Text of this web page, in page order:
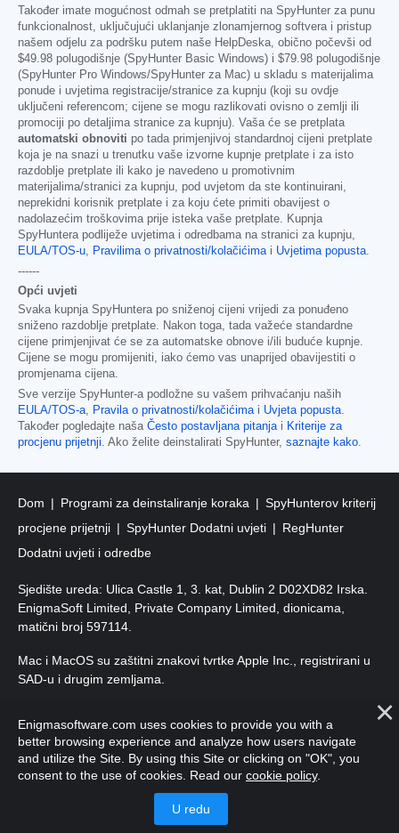
Također imate mogućnost odmah se pretplatiti na SpyHunter za punu
funkcionalnost, uključujući uklanjanje zlonamjernog softvera i pristup
našem odjelu za podršku putem naše HelpDeska, obično počevši od
$49.98 polugodišnje (SpyHunter Basic Windows) i $79.98 polugodišnje
(SpyHunter Pro Windows/SpyHunter za Mac) u skladu s materijalima
ponude i uvjetima registracije/stranice za kupnju (koji su ovdje
uključeni referencom; cijene se mogu razlikovati ovisno o zemlji ili
promociji po detaljima stranice za kupnju). Vaša će se pretplata
automatski obnoviti po tada primjenjivoj standardnoj cijeni pretplate
koja je na snazi u trenutku vaše izvorne kupnje pretplate i za isto
razdoblje pretplate ili kako je navedeno u promotivnim
materijalima/stranici za kupnju, pod uvjetom da ste kontinuirani,
neprekidni korisnik pretplate i za koju ćete primiti obavijest o
nadolazećim troškovima prije isteka vaše pretplate. Kupnja
SpyHuntera podliježe uvjetima i odredbama na stranici za kupnju,
EULA/TOS-u, Pravilima o privatnosti/kolačićimai Uvjetima popusta.
------
Opći uvjeti
Svaka kupnja SpyHuntera po sniženoj cijeni vrijedi za ponuđeno
sniženo razdoblje pretplate. Nakon toga, tada važeće standardne
cijene primjenjivat će se za automatske obnove i/ili buduće kupnje.
Cijene se mogu promijeniti, iako ćemo vas unaprijed obavijestiti o
promjenama cijena.
Sve verzije SpyHunter-a podložne su vašem prihvaćanju naših
EULA/TOS-a, Pravila o privatnosti/kolačićimai Uvjeta popusta.
Također pogledajte naša Često postavljana pitanjai Kriterije za
procjenu prijetnji. Ako želite deinstalirati SpyHunter, saznajte kako.
Dom Programi za deinstaliranje koraka
SpyHunterov kriterij
procjene prijetnji
SpyHunter Dodatni uvjeti
RegHunter
Dodatni uvjeti i odredbe
Sjedište ureda: Ulica Castle 1, 3. kat, Dublin 2 D02XD82 Irska.
EnigmaSoft Limited, Private Company Limited, dionicama,
matični broj 597114.
Mac i MacOS su zaštitni znakovi tvrtke Apple Inc., registrirani u
SAD-u i drugim zemljama.
pridržana.
Enigmasoftware.com uses cookies to provide you with a
better browsing experience and analyze how users navigate
and utilize the Site. By using this Site or clicking on "OK", you
consent to the use of cookies. Read our cookie policy.